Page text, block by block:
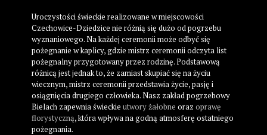
Uroczystości świeckie realizowane w miejscowości
Czechowice-Dziedzice nie różnią się dużo od pogrzebu
wyznaniowego. Na każdej ceremonii może odbyć się
pożegnanie w kaplicy, gdzie mistrz ceremonii odczyta list
pożegnalny przygotowany przez rodzinę. Podstawową
różnicą jest jednak to, że zamiast skupiać się na życiu
wiecznym, mistrz ceremonii przedstawia życie, pasję i
osiągnięcia drugiego człowieka. Nasz zakład pogrzebowy
Bielach zapewnia świeckie utwory żałobne oraz oprawę
florystyczną, która wpływa na godną atmosferę ostatniego
pożegnania.